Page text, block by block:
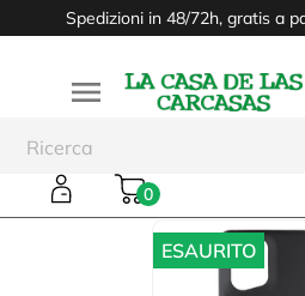
Spedizioni in 48/72h, gratis a

0Oppo Find
ESAURITO